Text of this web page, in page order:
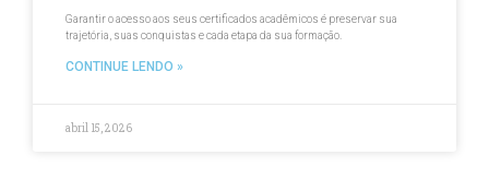
Garantir o acesso aos seus certificados acadêmicos é preservar sua
trajetória, suas conquistas e cada etapa da sua formação.
CONTINUE LENDO »
abril 15, 2026